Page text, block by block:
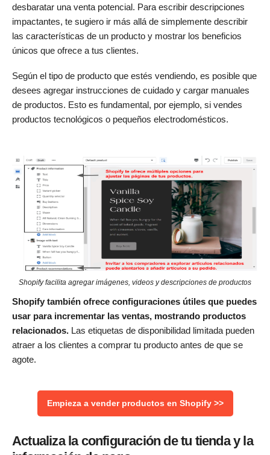
desbaratar una venta potencial. Para escribir descripciones
impactantes, te sugiero ir más allá de simplemente describir
las características de un producto y mostrar los beneficios
únicos que ofrece a tus clientes.
Según el tipo de producto que estés vendiendo, es posible que
desees agregar instrucciones de cuidado y cargar manuales
de productos. Esto es fundamental, por ejemplo, si vendes
productos tecnológicos o pequeños electrodomésticos.
Shopify facilita agregar imágenes, videos y descripciones de productos
Shopify también ofrece configuraciones útiles que puedes
usar para incrementar las ventas, mostrando productos
relacionados. Las etiquetas de disponibilidad limitada pueden
atraer a los clientes a comprar tu producto antes de que se
agote.
Empieza a vender productos en Shopify >>
Actualiza la configuración de tu tienda y la